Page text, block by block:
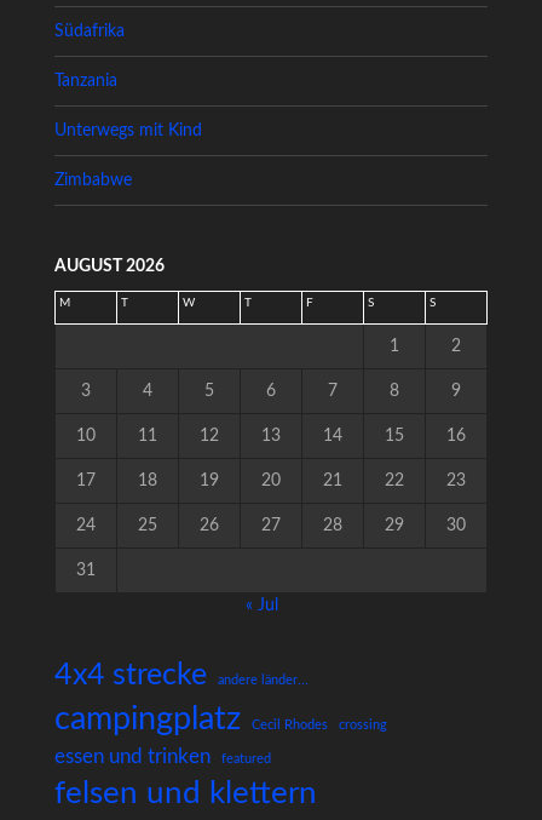
Südafrika
Tanzania
Unterwegs mit Kind
Zimbabwe
AUGUST 2026
M T W T F S S
1 2
3 4 5 6 7 8 9
10 11 12 13 14 15 16
17 18 19 20 21 22 23
24 25 26 27 28 29 30
31
« Jul
4x4 strecke andere länder...
campingplatz Cecil Rhodes crossing
essen und trinken featured
felsen und klettern